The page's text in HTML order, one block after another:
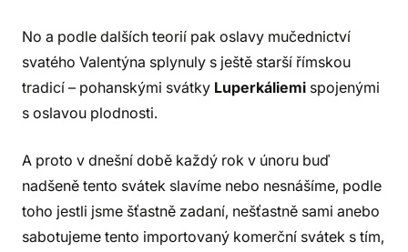
No a podle dalších teorií pak oslavy mučednictví
svatého Valentýna splynuly s ještě starší římskou
tradicí – pohanskými svátky Luperkáliemi spojenými
s oslavou plodnosti.
A proto v dnešní době každý rok v únoru buď
nadšeně tento svátek slavíme nebo nesnášíme, podle
toho jestli jsme šťastně zadaní, nešťastně sami anebo
sabotujeme tento importovaný komerční svátek s tím,